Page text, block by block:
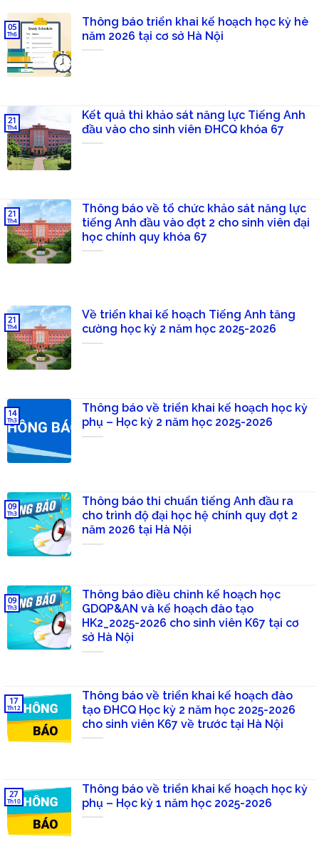
Thông báo triển khai kế hoạch học kỳ hè
năm 2026 tại cơ sở Hà Nội
05
Th6
Kết quả thi khảo sát năng lực Tiếng Anh
đầu vào cho sinh viên ĐHCQ khóa 67
21
Th4
Thông báo về tổ chức khảo sát năng lực
tiếng Anh đầu vào đợt 2 cho sinh viên đại
học chính quy khóa 67
21
Th4
Về triển khai kế hoạch Tiếng Anh tăng
cường học kỳ 2 năm học 2025-2026
21
Th4
Thông báo về triển khai kế hoạch học kỳ
phụ – Học kỳ 2 năm học 2025-2026
14
Th3
Thông báo thi chuẩn tiếng Anh đầu ra
cho trình độ đại học hệ chính quy đợt 2
năm 2026 tại Hà Nội
09
Th3
Thông báo điều chỉnh kế hoạch học
GDQP&AN và kế hoạch đào tạo
HK2_2025-2026 cho sinh viên K67 tại cơ
sở Hà Nội
09
Th3
Thông báo về triển khai kế hoạch đào
tạo ĐHCQ Học kỳ 2 năm học 2025-2026
cho sinh viên K67 về trước tại Hà Nội
17
Th12
Thông báo về triển khai kế hoạch học kỳ
phụ – Học kỳ 1 năm học 2025-2026
27
Th10